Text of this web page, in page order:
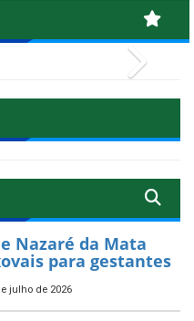
Nazaré da Mata
para gestantes
julho de 2026